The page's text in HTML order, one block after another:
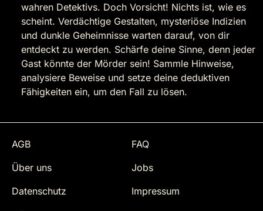
wahren Detektivs. Doch Vorsicht! Nichts ist, wie es
scheint. Verdächtige Gestalten, mysteriöse Indizien
und dunkle Geheimnisse warten darauf, von dir
entdeckt zu werden. Schärfe deine Sinne, denn jeder
Gast könnte der Mörder sein! Sammle Hinweise,
analysiere Beweise und setze deine deduktiven
Fähigkeiten ein, um den Fall zu lösen.
AGB
FAQ
Über uns
Jobs
Datenschutz
Impressum